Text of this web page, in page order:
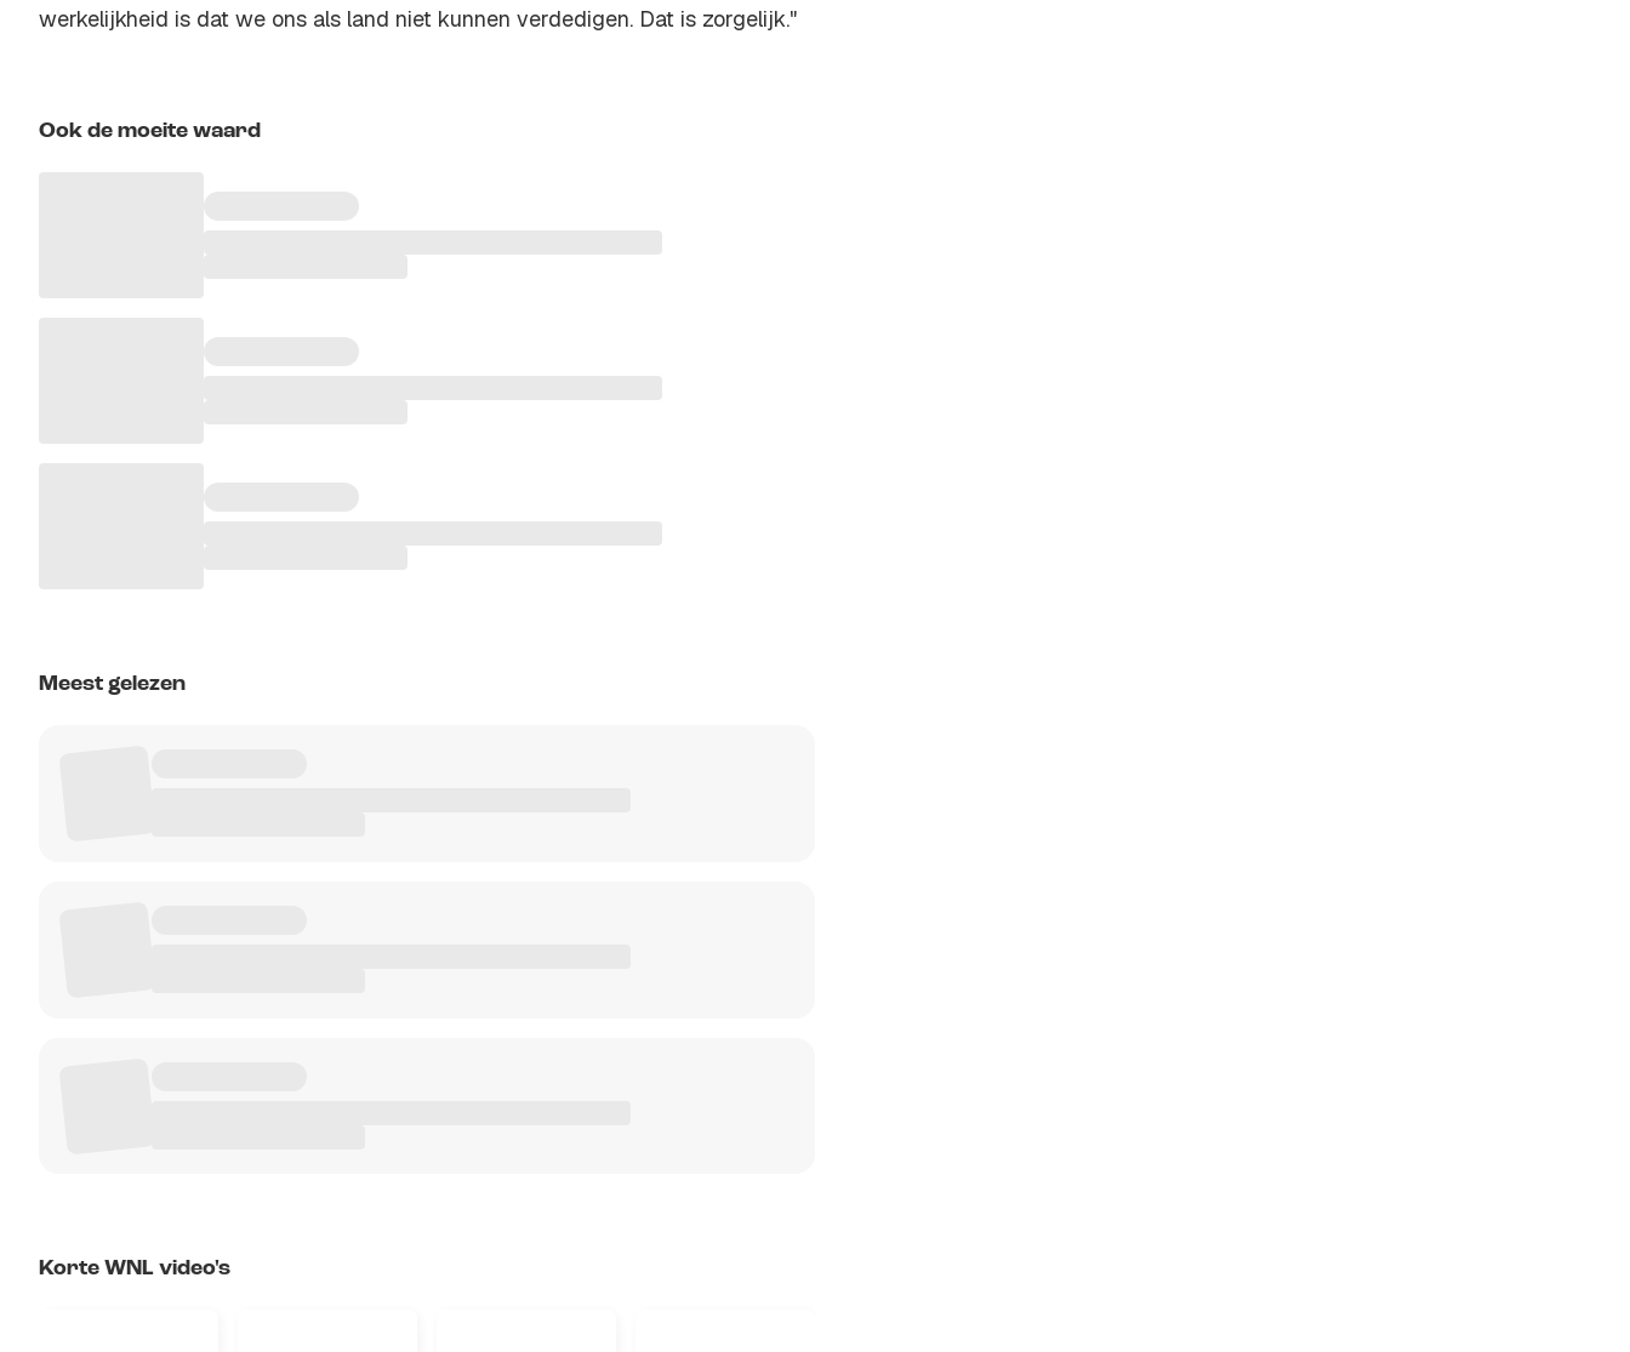
werkelijkheid is dat we ons als land niet kunnen verdedigen. Dat is zorgelijk."
Ook de moeite waard
Meest gelezen
Korte WNL video's